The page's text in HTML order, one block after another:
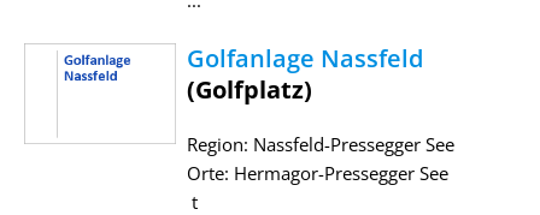
Golfanlage Nassfeld
(Golfplatz)
Region: Nassfeld-Pressegger See
Orte: Hermagor-Pressegger See
t